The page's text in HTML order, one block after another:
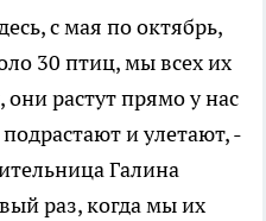
с мая по октябрь,
30 птиц, мы всех их
растут прямо у нас
и улетают, -
Галина
раз, когда мы их